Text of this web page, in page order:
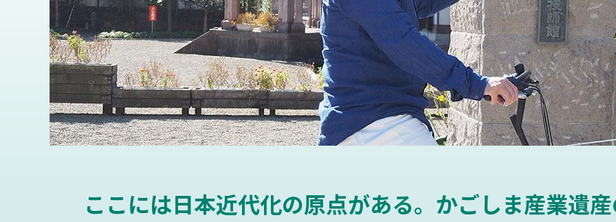
ここには日本近代化の原点がある。かごしま産業遺